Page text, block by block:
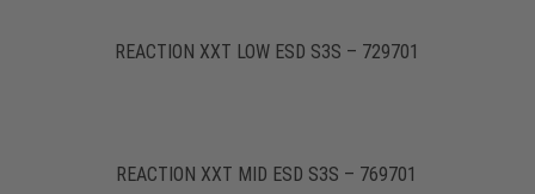
REACTION XXT LOW ESD S3S – 729701
REACTION XXT MID ESD S3S – 769701